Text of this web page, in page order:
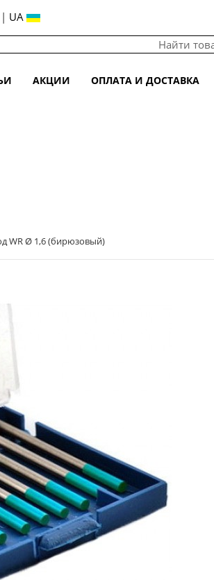
| UA
АКЦИИ ОПЛАТА И ДОСТАВКА
WR Ø 1,6 (бирюзовый)